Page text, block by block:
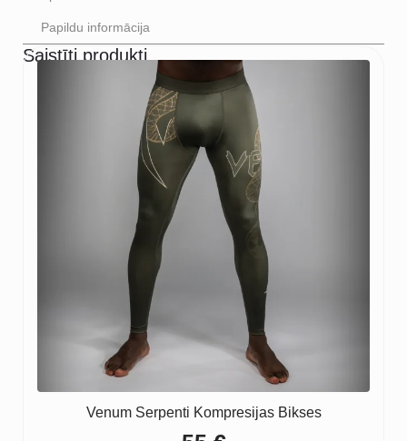
Papildu informācija
Saistīti produkti
Venum Serpenti Kompresijas Bikses